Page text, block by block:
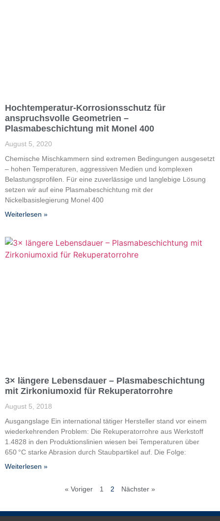
Hochtemperatur-Korrosionsschutz für
anspruchsvolle Geometrien –
Plasmabeschichtung mit Monel 400
August 5, 2020
Chemische Mischkammern sind extremen Bedingungen ausgesetzt
– hohen Temperaturen, aggressiven Medien und komplexen
Belastungsprofilen. Für eine zuverlässige und langlebige Lösung
setzen wir auf eine Plasmabeschichtung mit der
Nickelbasislegierung Monel 400
Weiterlesen »
3× längere Lebensdauer – Plasmabeschichtung
mit Zirkoniumoxid für Rekuperatorrohre
August 5, 2018
Ausgangslage Ein international tätiger Hersteller stand vor einem
wiederkehrenden Problem: Die Rekuperatorrohre aus Werkstoff
1.4828 in den Produktionslinien wiesen bei Temperaturen über
650 °C starke Abrasion durch Staubpartikel auf. Die Folge:
Weiterlesen »
« Voriger 1 2 Nächster »